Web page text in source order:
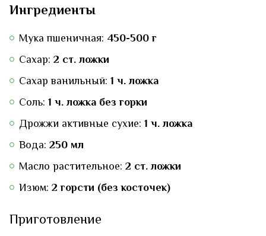
Ингредиенты
Мука пшеничная: 450-500 г
Сахар: 2 ст. ложки
Сахар ванильный: 1 ч. ложка
Соль: 1 ч. ложка без горки
Дрожжи активные сухие: 1 ч. ложка
Вода: 250 мл
Масло растительное: 2 ст. ложки
Изюм: 2 горсти (без косточек)
Приготовление